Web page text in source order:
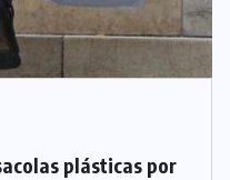
plásticas por